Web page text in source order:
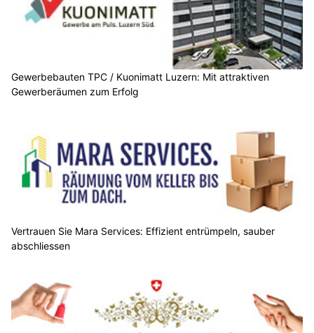
Gewerbebauten TPC / Kuonimatt Luzern: Mit attraktiven
Gewerberäumen zum Erfolg
Vertrauen Sie Mara Services: Effizient entrümpeln, sauber
abschliessen